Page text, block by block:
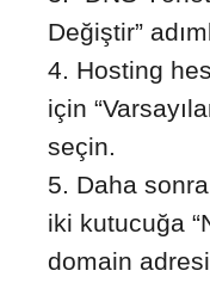
Değiştir”
Hosting
için
seçin.
Daha
iki kutucuğa
domain